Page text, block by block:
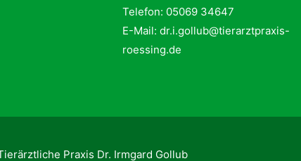
Telefon: 05069 34647
E-Mail: dr.i.gollub@tierarztpraxis-
roessing.de
Praxis Dr. Irmgard Gollub